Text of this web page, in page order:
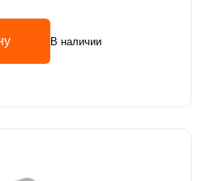
В наличии